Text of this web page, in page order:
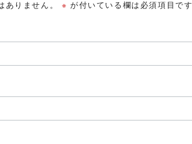
りません。 ※ が付いている欄は必須項目です